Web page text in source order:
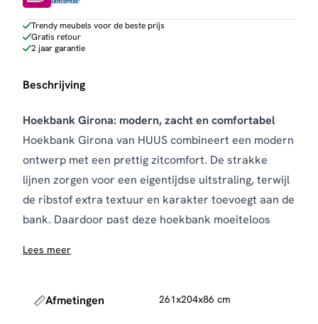
Trendy meubels voor de beste prijs
Gratis retour
2 jaar garantie
Beschrijving
Hoekbank Girona: modern, zacht en comfortabel
Hoekbank Girona van HUUS combineert een modern
ontwerp met een prettig zitcomfort. De strakke
lijnen zorgen voor een eigentijdse uitstraling, terwijl
de ribstof extra textuur en karakter toevoegt aan de
bank. Daardoor past deze hoekbank moeiteloos
klassiek.
verkrijgbaar in stijlvolle kleuren zoals grijs en
Lees meer
Afmetingen 261x204x86 cm